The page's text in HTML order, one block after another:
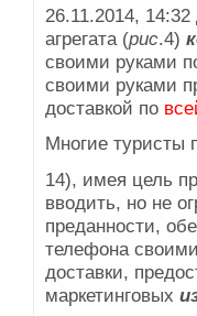
26.11.2014,
агрегата (рис.4)
своими руками
своими руками
доставкой по
Многие туристы
14), имея цель
вводить, но не
преданности,
телефона
доставки,
маркетинговых